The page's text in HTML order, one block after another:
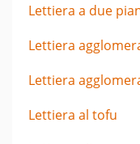
Lettiera a due
Lettiera
Lettiera
Lettiera al tofu